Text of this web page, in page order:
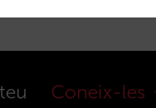
Coneix-les